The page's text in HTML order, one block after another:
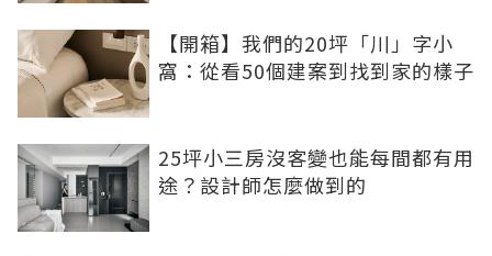
【開箱】我們的20坪「川」字小
窩：從看50個建案到找到家的樣子
25坪小三房沒客變也能每間都有用
途？設計師怎麼做到的